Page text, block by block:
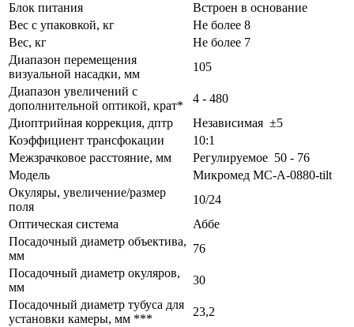
Блок питания
Встроен в основание
Вес с упаковкой, кг
Не более 8
Вес, кг
Не более 7
Диапазон перемещения
визуальной насадки, мм
105
Диапазон увеличений с
дополнительной оптикой, крат*
4 - 480
Диоптрийная коррекция, дптр
Независимая ±5
Коэффициент трансфокации
10:1
Межзрачковое расстояние, мм
Регулируемое 50 - 76
Модель
Микромед MC-А-0880-tilt
Окуляры, увеличение/размер
поля
10/24
Оптическая система
Аббе
Посадочный диаметр объектива,
мм
76
Посадочный диаметр окуляров,
мм
30
Посадочный диаметр тубуса для
установки камеры, мм ***
23,2